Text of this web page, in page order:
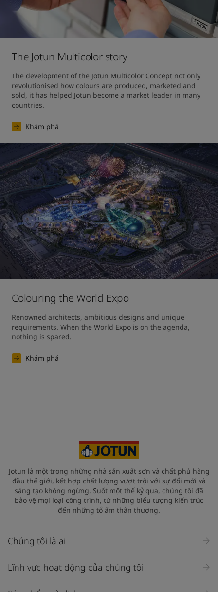
The Jotun Multicolor story
The development of the Jotun Multicolor Concept not only
revolutionised how colours are produced, marketed and
sold, it has helped Jotun become a market leader in many
countries.
Khám phá
Colouring the World Expo
Renowned architects, ambitious designs and unique
requirements. When the World Expo is on the agenda,
nothing is spared.
Khám phá
Jotun là một trong những nhà sản xuất sơn và chất phủ hàng
đầu thế giới, kết hợp chất lượng vượt trội với sự đổi mới và
sáng tạo không ngừng. Suốt một thế kỷ qua, chúng tôi đã
bảo vệ mọi loại công trình, từ những biểu tượng kiến trúc
đến những tổ ấm thân thương.
Chúng tôi là ai
Lĩnh vực hoạt động của chúng tôi